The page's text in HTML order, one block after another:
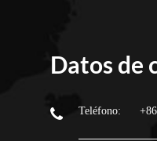
Datos de
Teléfono: